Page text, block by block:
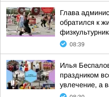
Глава
обратился к
08:39
Илья
праздником
увлечение, а